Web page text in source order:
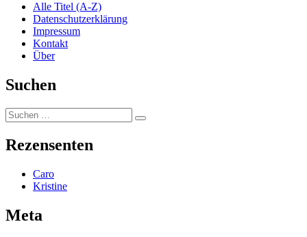
Alle Titel (A-Z)
Datenschutzerklärung
Impressum
Kontakt
Über
Suchen
Suchen
nach:
Suchen
Rezensenten
Caro
Kristine
Meta